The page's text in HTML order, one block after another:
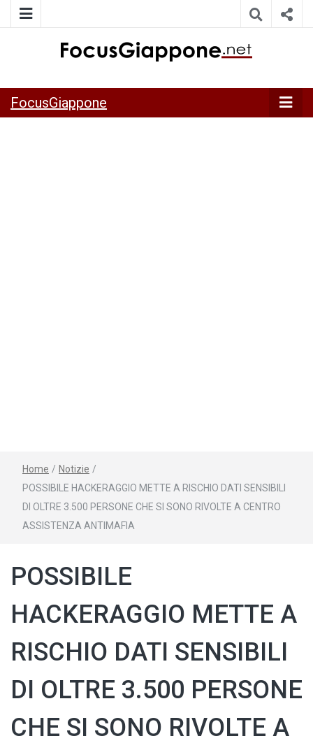
della Japan Italy Economic Federation
FocusGiappone
Home / Notizie /
POSSIBILE HACKERAGGIO METTE A RISCHIO DATI SENSIBILI
DI OLTRE 3.500 PERSONE CHE SI SONO RIVOLTE A CENTRO
ASSISTENZA ANTIMAFIA
POSSIBILE
HACKERAGGIO METTE A
RISCHIO DATI SENSIBILI
DI OLTRE 3.500 PERSONE
CHE SI SONO RIVOLTE A